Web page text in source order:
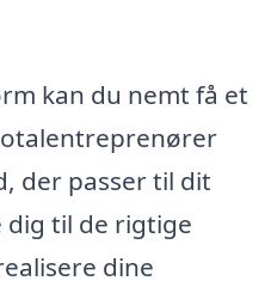
kan du nemt få et
der passer til dit
dig til de rigtige
dine